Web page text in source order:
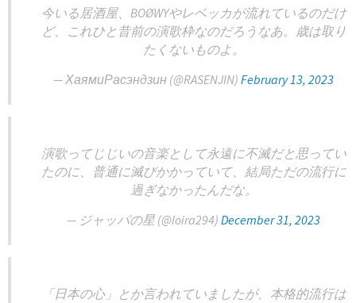
今いる居酒屋、BOØWYやレベッカが流れているのだけ
ど、これひと昔前の演歌枠なのだろうなあ。歳は取り
たくないものよ。
— ХаямиРасэндзин (@RASENJIN) February 13, 2023
演歌ってじじいの音楽として永遠に不滅だと思ってい
たのに、普通に滅びかかっていて、結局ただの流行に
過ぎなかったんだな。
— ジャッパの星 (@loira294) December 31, 2023
「日本の心」とか言われていましたが、本格的流行は